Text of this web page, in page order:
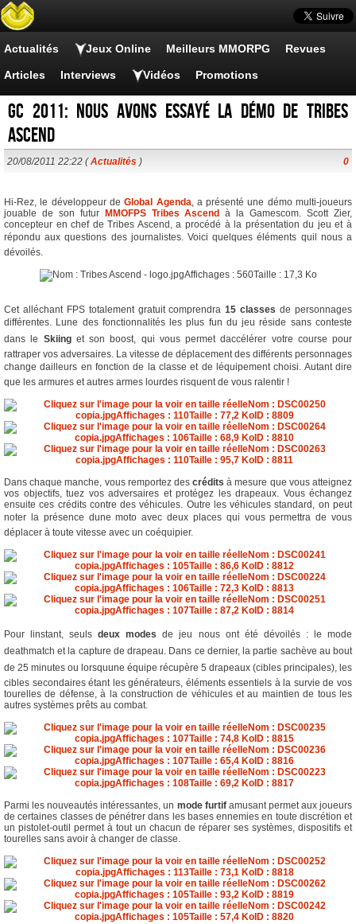
Actualités Jeux Online Meilleurs MMORPG Revues
Articles Interviews Vidéos Promotions
GC 2011: nous avons essayé la démo de Tribes
Ascend
20/08/2011 22:22 (Actualités ) 0
Hi-Rez, le développeur deGlobal Agenda, a présenté une démo multi-joueurs
jouable de son futur
MMOFPS Tribes Ascend
à la Gamescom. Scott Zier,
concepteur en chef de Tribes Ascend, a procédé à la présentation du jeu et à
répondu aux questions des journalistes. Voici quelques éléments quil nous a
dévoilés.
Cet alléchant FPS totalement gratuit comprendra15 classes de personnages
différentes. Lune des fonctionnalités les plus fun du jeu réside sans conteste
dans le Skiinget son boost, qui vous permet daccélérer votre course pour
rattraper vos adversaires. La vitesse de déplacement des différents personnages
change dailleurs en fonction de la classe et de léquipement choisi. Autant dire
que les armures et autres armes lourdes risquent de vous ralentir !
Dans chaque manche, vous remportez descrédits à mesure que vous atteignez
vos objectifs, tuez vos adversaires et protégez les drapeaux. Vous échangez
ensuite ces crédits contre des véhicules. Outre les véhicules standard, on peut
noter la présence dune moto avec deux places qui vous permettra de vous
déplacer à toute vitesse avec un coéquipier.
Pour linstant, seulsdeux modes de jeu nous ont été dévoilés : le mode
deathmatch et la capture de drapeau. Dans ce dernier, la partie sachève au bout
de 25 minutes ou lorsquune équipe récupère 5 drapeaux (cibles principales), les
cibles secondaires étant les générateurs, éléments essentiels à la survie de vos
tourelles de défense, à la construction de véhicules et au maintien de tous les
autres systèmes prêts au combat.
Parmi les nouveautés intéressantes, un mode furtifamusant permet aux joueurs
de certaines classes de pénétrer dans les bases ennemies en toute discrétion et
un pistolet-outil permet à tout un chacun de réparer ses systèmes, dispositifs et
tourelles sans avoir à changer de classe.